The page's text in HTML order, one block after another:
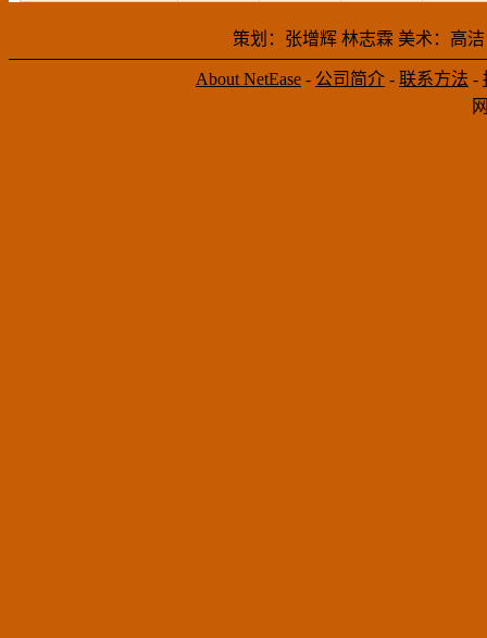
策划：张增辉 林志霖 美术：高
About NetEase - 公司简介 - 联系方法 -